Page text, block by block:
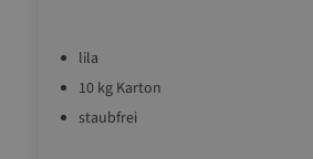
lila
10 kg Karton
staubfrei